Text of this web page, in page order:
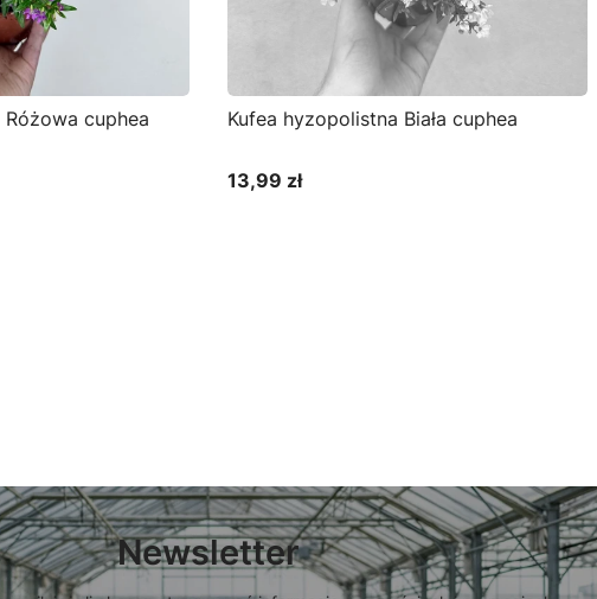
cuphea Kufea hyzopolistna Biała cuphea
Cena
13,99 zł
Newsletter